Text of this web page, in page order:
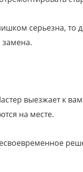
серьезна, то
выезжает к
на месте.